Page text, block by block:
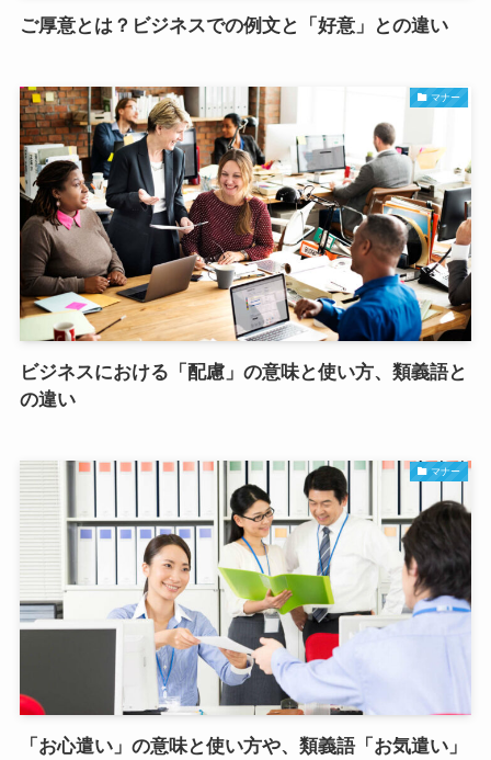
ご厚意とは？ビジネスでの例文と「好意」との違い
マナー
ビジネスにおける「配慮」の意味と使い方、類義語と
の違い
マナー
「お心遣い」の意味と使い方や、類義語「お気遣い」